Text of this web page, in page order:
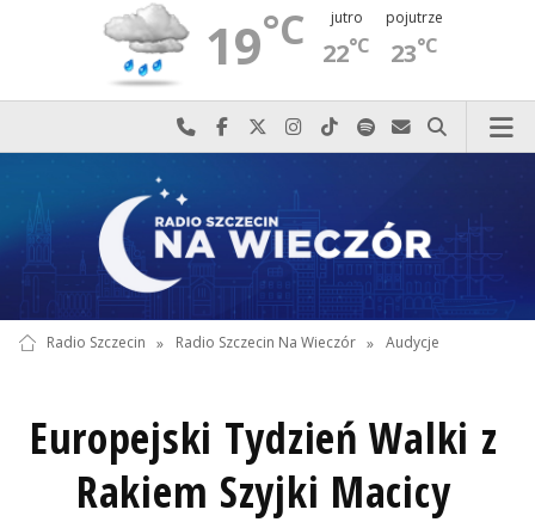
19°C jutro
22°C
pojutrze
23°C
Najlepiej po prostu do nas zadzwoń
Odwiedź nas na Facebook-u
Odwiedź nas na X
Odwiedź nas na Instagram-ie
Odwiedź nas na TikTok-u
Szukaj nas na Spotify
Wyślij do nas
Szukaj
Radio Szczecin » Radio Szczecin Na Wieczór » Audycje
Europejski Tydzień Walki z
Rakiem Szyjki Macicy